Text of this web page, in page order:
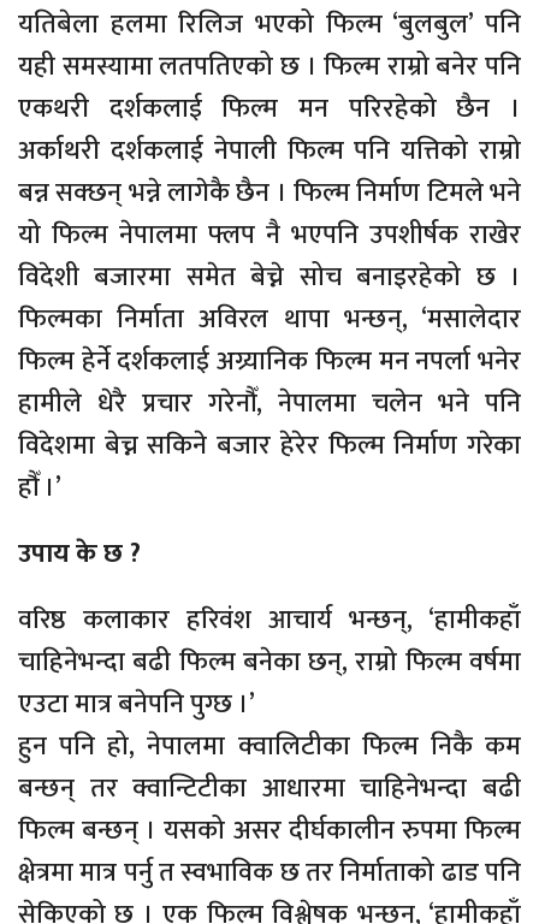
यतिबेला हलमा रिलिज भएको फिल्म ‘बुलबुल’ पनि
यही समस्यामा लतपतिएको छ । फिल्म राम्रो बनेर पनि
एकथरी दर्शकलाई फिल्म मन परिरहेको छैन ।
अर्काथरी दर्शकलाई नेपाली फिल्म पनि यत्तिको राम्रो
बन्न सक्छन् भन्ने लागेकै छैन । फिल्म निर्माण टिमले भने
यो फिल्म नेपालमा फ्लप नै भएपनि उपशीर्षक राखेर
विदेशी बजारमा समेत बेच्ने सोच बनाइरहेको छ ।
फिल्मका निर्माता अविरल थापा भन्छन्, ‘मसालेदार
फिल्म हेर्ने दर्शकलाई अग्र्यानिक फिल्म मन नपर्ला भनेर
हामीले धेरै प्रचार गरेनौँ, नेपालमा चलेन भने पनि
विदेशमा बेच्न सकिने बजार हेरेर फिल्म निर्माण गरेका
हौँ ।’
उपाय के छ ?
वरिष्ठ कलाकार हरिवंश आचार्य भन्छन्, ‘हामीकहाँ
चाहिनेभन्दा बढी फिल्म बनेका छन्, राम्रो फिल्म वर्षमा
एउटा मात्र बनेपनि पुग्छ ।’
हुन पनि हो, नेपालमा क्वालिटीका फिल्म निकै कम
बन्छन् तर क्वान्टिटीका आधारमा चाहिनेभन्दा बढी
फिल्म बन्छन् । यसको असर दीर्घकालीन रुपमा फिल्म
क्षेत्रमा मात्र पर्नु त स्वभाविक छ तर निर्माताको ढाड पनि
सेकिएको छ । एक फिल्म विश्लेषक भन्छन्, ‘हामीकहाँ